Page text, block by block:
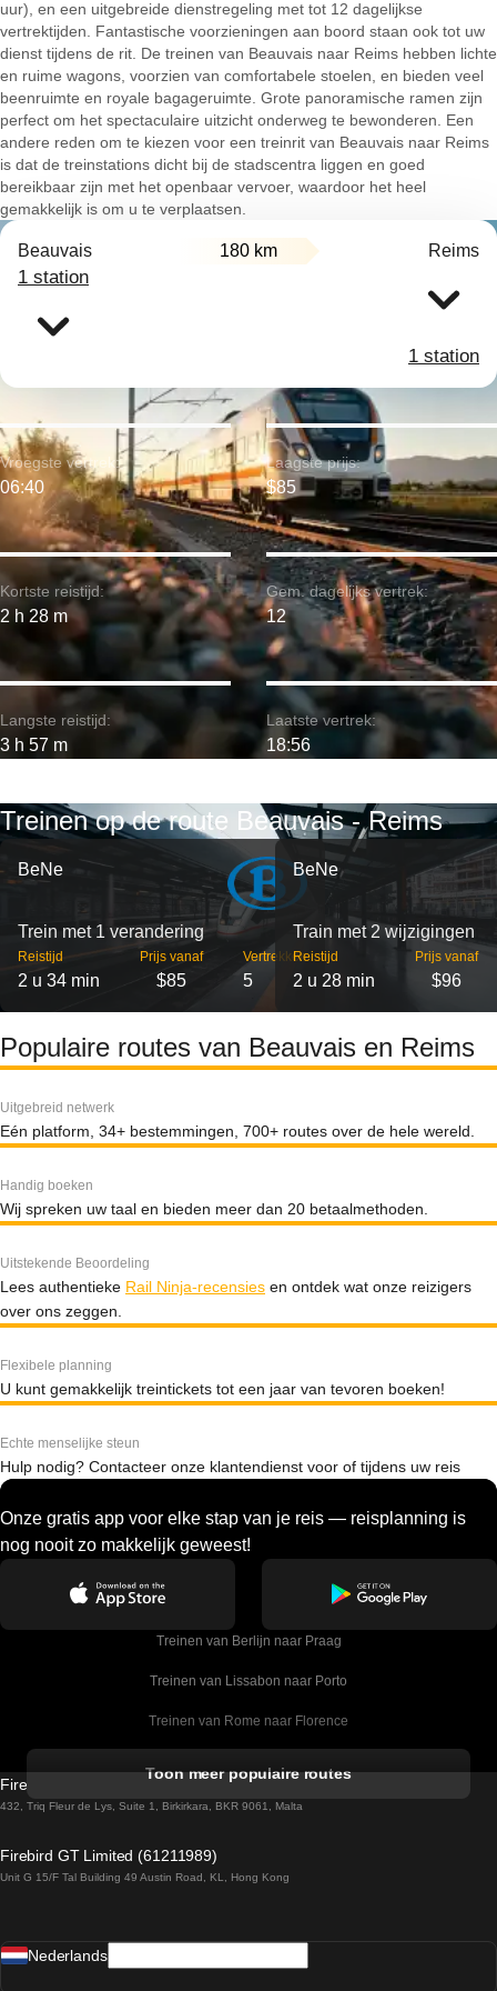
uur), en een uitgebreide dienstregeling met tot 12 dagelijkse
vertrektijden. Fantastische voorzieningen aan boord staan ook tot uw
dienst tijdens de rit. De treinen van Beauvais naar Reims hebben lichte
en ruime wagons, voorzien van comfortabele stoelen, en bieden veel
beenruimte en royale bagageruimte. Grote panoramische ramen zijn
perfect om het spectaculaire uitzicht onderweg te bewonderen. Een
andere reden om te kiezen voor een treinrit van Beauvais naar Reims
is dat de treinstations dicht bij de stadscentra liggen en goed
bereikbaar zijn met het openbaar vervoer, waardoor het heel
gemakkelijk is om u te verplaatsen.
Beauvais 180 km Reims
1 station
1 station
Kortste reistijd:
2 h 28 m
Vroegste vertrek:
06:40
Langste reistijd:
3 h 57 m
Laagste prijs:
$85
Gem. dagelijks vertrek:
12
Laatste vertrek:
18:56
Treinen op de route Beauvais - Reims
BeNe
Trein met 1 verandering
Reistijd
2 u 34 min
Prijs vanaf
$85
Vertrekken
5
BeNe
Train met 2 wijzigingen
Reistijd
2 u 28 min
Prijs vanaf
$96
Populaire routes van Beauvais en Reims
Uitgebreid netwerk
Eén platform, 34+ bestemmingen, 700+ routes over de hele wereld.
Handig boeken
Wij spreken uw taal en bieden meer dan 20 betaalmethoden.
Uitstekende Beoordeling
Lees authentieke Rail Ninja-recensies en ontdek wat onze reizigers
over ons zeggen.
Flexibele planning
U kunt gemakkelijk treintickets tot een jaar van tevoren boeken!
Echte menselijke steun
Hulp nodig? Contacteer onze klantendienst voor of tijdens uw reis
Onze gratis app voor elke stap van je reis — reisplanning is
nog nooit zo makkelijk geweest!
Treinen van Berlijn naar Praag
Treinen van Lissabon naar Porto
Treinen van Rome naar Florence
Treinen van Sevilla naar Barcelona
Treinen van Praag naar Wenen
Toon meer populaire routes
Firebird GT Limited (OC 1451)
432, Triq Fleur de Lys, Suite 1, Birkirkara, BKR 9061, Malta
Firebird GT Limited (61211989)
Unit G 15/F Tal Building 49 Austin Road, KL, Hong Kong
Nederlands